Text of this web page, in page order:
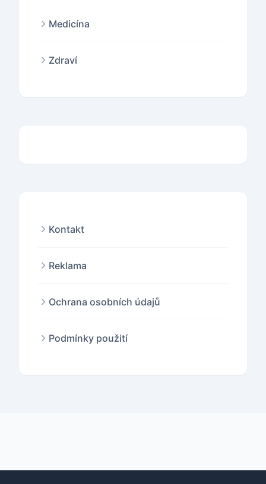
Medicína
Zdraví
Kontakt
Reklama
Ochrana osobních údajů
Podmínky použití